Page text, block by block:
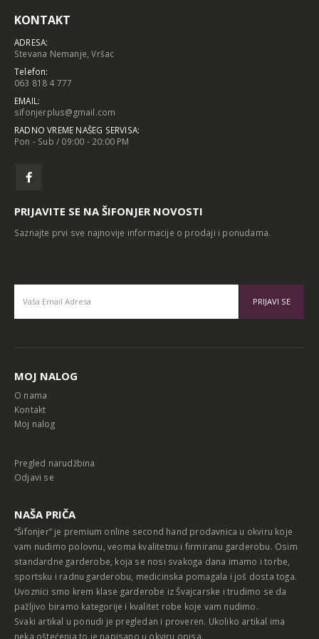
KONTAKT
ADRESA:
Stevana Nemanje, Vršac
Telefon:
063 818 4 777
EMAIL:
sifonjerplus@gmail.com
RADNO VREME NAŠEG SERVISA:
Pon - Sub / 09:00 - 20:00 PM
PRIJAVITE SE NA ŠIFONJER NOVOSTI
Saznajte prvi sve najnovije informacije o prodaji i ponudama.
MOJ NALOG
O nama
Kontakt
Moj nalog
Pregled narudžbina
Odjavi se
NAŠA PRIČA
“Šifonjer” je premium online second hand prodavnica u okviru koje
vam nudimo polovnu, veoma kvalitetnu i firmiranu garderobu. Osim
standardne garderobe, koja se nosi svakoga dana imamo i torbe,
sportsku i radnu garderobu, medicinska pomagala i još dosta toga.
Uvoznici smo krem klase garderobe iz Švajcarske i trudimo se da
pažljivo biramo kategorije i kvalitet robe koje vam nudimo.
Svaki artikal u ponudi je pregledan i proveren. Ukoliko artikal ima
neka oštećenja to je napisano u okviru opisa.